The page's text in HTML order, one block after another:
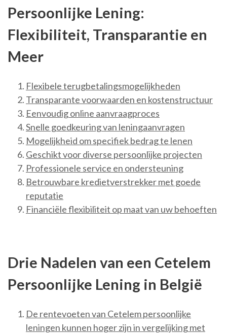
Persoonlijke Lening:
Flexibiliteit, Transparantie en
Meer
Flexibele terugbetalingsmogelijkheden
Transparante voorwaarden en kostenstructuur
Eenvoudig online aanvraagproces
Snelle goedkeuring van leningaanvragen
Mogelijkheid om specifiek bedrag te lenen
Geschikt voor diverse persoonlijke projecten
Professionele service en ondersteuning
Betrouwbare kredietverstrekker met goede
reputatie
Financiële flexibiliteit op maat van uw behoeften
Drie Nadelen van een Cetelem
Persoonlijke Lening in België
De rentevoeten van Cetelem persoonlijke
leningen kunnen hoger zijn in vergelijking met